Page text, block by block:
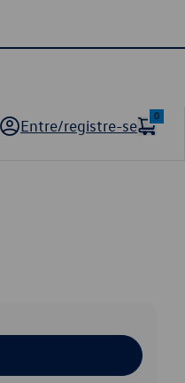
Entre/registre-se
0